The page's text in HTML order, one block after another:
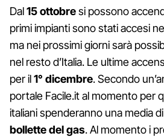
Dal15 ottobresi possono
primi impianti sono stati accesi
ma nei prossimi giorni sarà
nel resto d’Italia. Le ultime
per il1° dicembre. Secondo
portale Facile.it al momento per
italiani spenderanno una media di
bollette del gas. Al momento i